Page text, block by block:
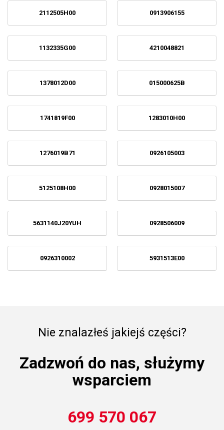
2112505H00 0913906155
1132335G00 4210048821
1378012D00 015000625B
1741819F00 1283010H00
1276019B71 0926105003
5125108H00 0928015007
5631140J20YUH 0928506009
0926310002 5931513E00
Nie znalazłeś jakiejś części?
Zadzwoń do nas, służymy
wsparciem
699 570 067